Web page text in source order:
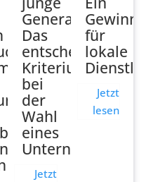
Generationen:
Das
entscheidende
Kriterium
bei
der
Wahl
eines
Unternehmens
Jetzt
Gewinn
für
lokale
Jetzt
lesen